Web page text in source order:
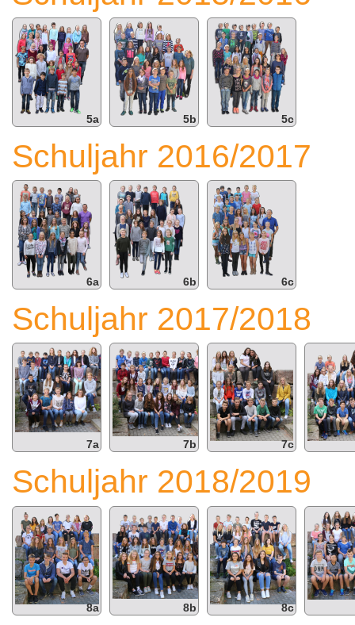
5a 5b 5c
Schuljahr 2016/2017
6a 6b 6c
Schuljahr 2017/2018
7a 7b 7c
Schuljahr 2018/2019
8a 8b 8c